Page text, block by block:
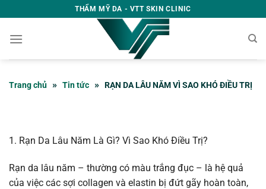
to
content
THẨM MỸ DA - VTT SKIN CLINIC
Trang chủ » Tin tức » RẠN DA LÂU NĂM VÌ SAO KHÓ ĐIỀU TRỊ
1. Rạn Da Lâu Năm Là Gì? Vì Sao Khó Điều Trị?
Rạn da lâu năm – thường có màu trắng đục – là hệ quả
của việc các sợi collagen và elastin bị đứt gãy hoàn toàn,